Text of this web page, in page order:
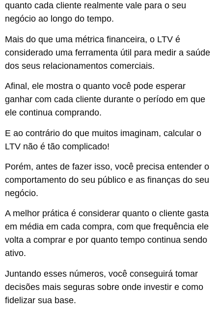
quanto cada cliente realmente vale para o seu
negócio ao longo do tempo.
Mais do que uma métrica financeira, o LTV é
considerado uma ferramenta útil para medir a saúde
dos seus relacionamentos comerciais.
Afinal, ele mostra o quanto você pode esperar
ganhar com cada cliente durante o período em que
ele continua comprando.
E ao contrário do que muitos imaginam, calcular o
LTV não é tão complicado!
Porém, antes de fazer isso, você precisa entender o
comportamento do seu público e as finanças do seu
negócio.
A melhor prática é considerar quanto o cliente gasta
em média em cada compra, com que frequência ele
volta a comprar e por quanto tempo continua sendo
ativo.
Juntando esses números, você conseguirá tomar
decisões mais seguras sobre onde investir e como
fidelizar sua base.